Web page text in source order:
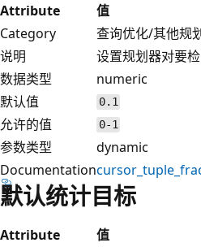
Attribute
值
Category
查询优化/其他规
说明
设置规划器对要
数据类型
numeric
默认值
0.1
允许的值 0-1
参数类型
dynamic
Documentation
默认统计目标
Attribute
值